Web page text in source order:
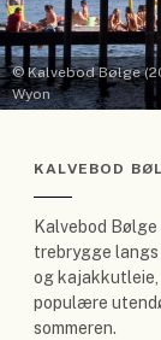
© Kalvebod Bølge
Wyon
KALVEBOD
Kalvebod
trebrygge langs
og kajakkutleie,
populære
sommeren.